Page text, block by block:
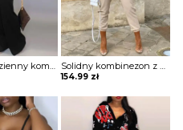
Solidny codzienny kombinezon z kieszenią na guziki Eisine Solidny kombinezon z krótkim rękawem zapinany na guziki Lilia
154.99 zł